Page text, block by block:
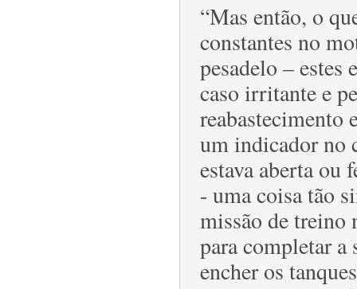
“Mas então, o
constantes no
pesadelo –
caso irritante e
um indicador no
estava aberta ou
- uma coisa tão
missão de treino
para completar
encher os